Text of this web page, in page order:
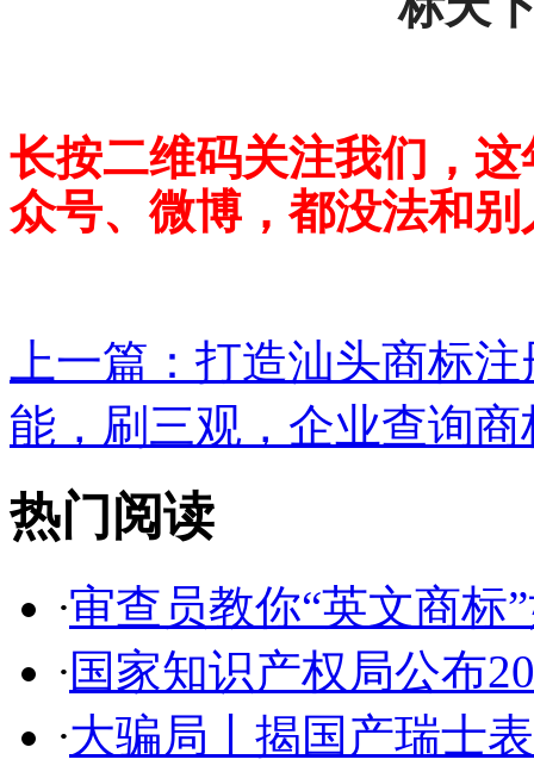
长按二维码关注我们，
众号、微博，都没法和
上一篇： 打造汕头商标
能，刷三观，企业查询商
热门阅读
·审查员教你“英文商标
·国家知识产权局公布
·大骗局丨揭国产瑞士